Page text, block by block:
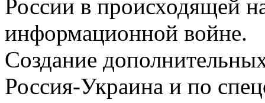
России в происходящей
информационной войне.
Создание
Россия-Украина и по